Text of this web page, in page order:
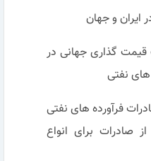
ایران و جهان
قیمت گذاری جهانی در
نفتی
فرآورده های نفتی
صادرات برای انواع